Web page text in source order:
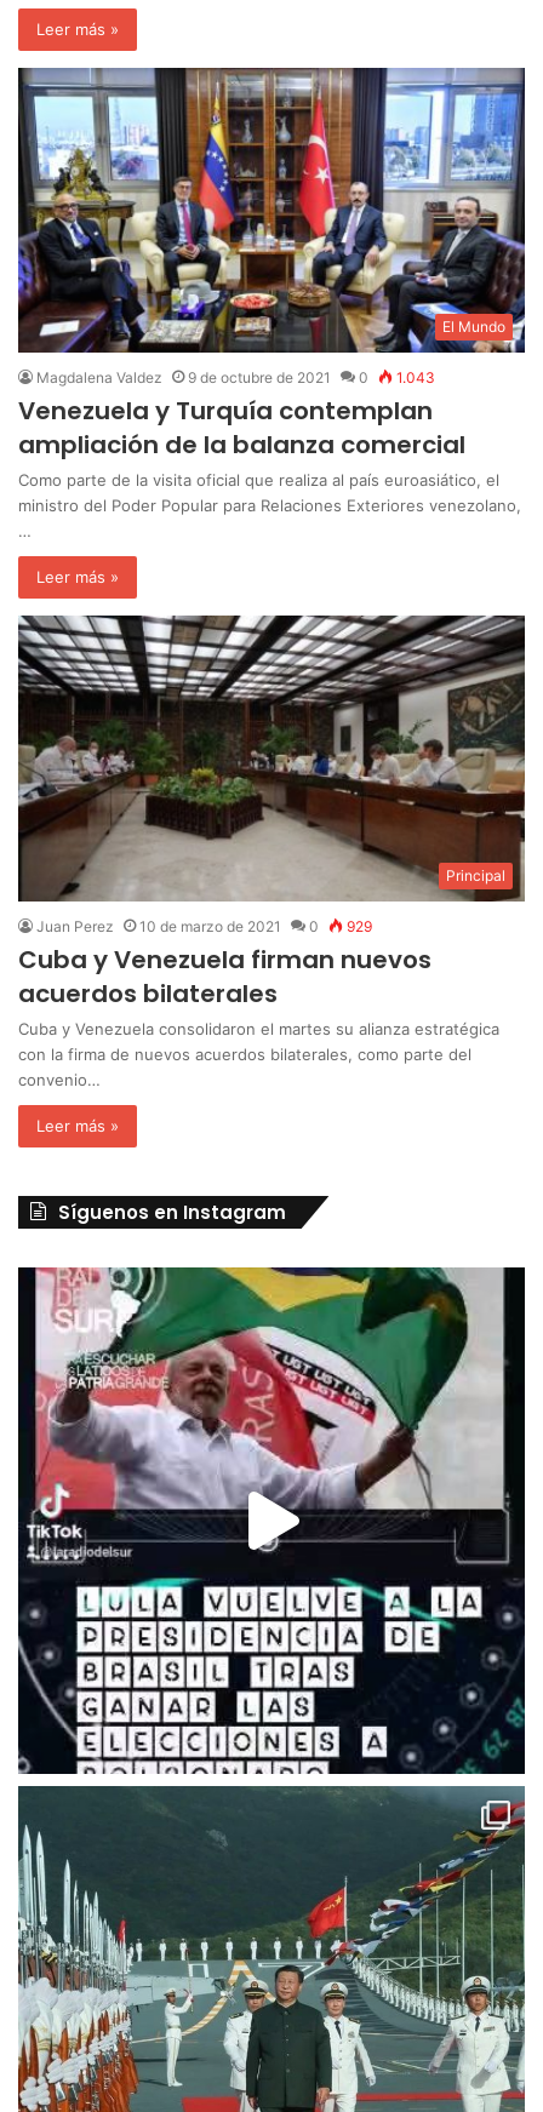
Leer más »
El Mundo
Magdalena Valdez 9 de octubre de 2021 0 1.043
Venezuela y Turquía contemplan
ampliación de la balanza comercial
Como parte de la visita oficial que realiza al país euroasiático, el
ministro del Poder Popular para Relaciones Exteriores venezolano,
…
Leer más »
Principal
Juan Perez 10 de marzo de 2021 0 929
Cuba y Venezuela firman nuevos
acuerdos bilaterales
Cuba y Venezuela consolidaron el martes su alianza estratégica
con la firma de nuevos acuerdos bilaterales, como parte del
convenio…
Leer más »
Síguenos en Instagram